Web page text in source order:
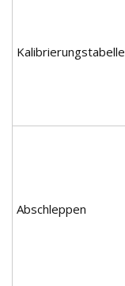
Kalibrierungstabelle
Abschleppen